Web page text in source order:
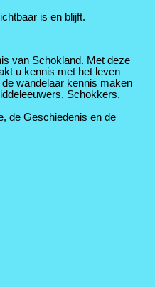
is en blijft.
van Schokland. Met deze
u kennis met het leven
wandelaar kennis maken
Schokkers,
de Geschiedenis en de